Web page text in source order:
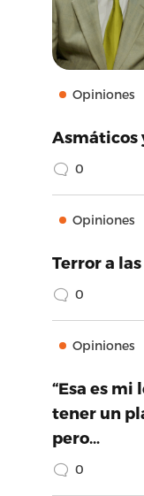
Opiniones
Asmáticos
0
Opiniones
Terror a las
0
Opiniones
“Esa es mi
tener un
pero…
0